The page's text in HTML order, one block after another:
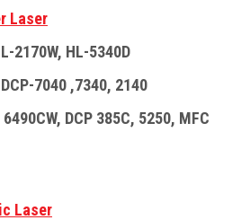
Laser
2170W, HL-5340D
7040 ,7340, 2140
DCP 385C, 5250, MFC
Laser